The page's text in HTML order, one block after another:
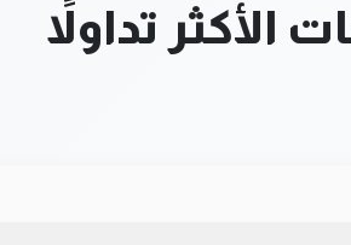
الأكثر تداولاً